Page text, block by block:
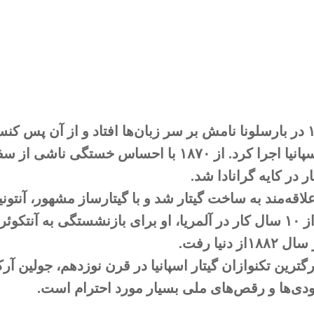
سال ۱۸۶۴ در بارسلونا نامش بر سر زبان‌ها افتاد و از آن
سراسر اسپانیا اجرا کرد. از ۱۸۷۰ با
در کایه گرانادا شد.
به ساخت گیتار شد و با گیتارساز مشهور،
کرد. پس از ۱۰ سال کار در آلمریا، او برای بازنشستگی به
دنیا رفت.
تکنوازان گیتار اسپانیا در قرن نوزدهم،
و رقص‌های ملی بسیار مورد احترام است.